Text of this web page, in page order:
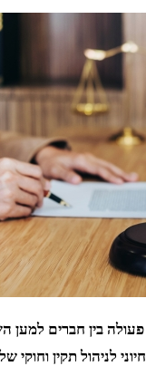
פעולה בין חברים
לניהול תקין וחוקי